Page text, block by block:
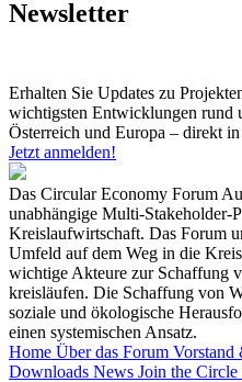
Newsletter
Erhalten Sie Updates zu
wichtigsten Entwicklungen rund
Österreich und Europa – direkt
Jetzt anmelden!
Das Circular Economy Forum
unabhängige Multi-Stakeholder-
Kreislaufwirtschaft. Das Forum
Umfeld auf dem Weg in die
wichtige Akteure zur Schaffung
kreisläufen. Die Schaffung von
soziale und ökologische
einen systemischen Ansatz.
Home Über das Forum
Downloads News Join the Circle